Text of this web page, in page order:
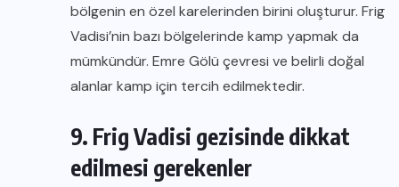
bölgenin en özel karelerinden birini oluşturur. Frig
Vadisi’nin bazı bölgelerinde kamp yapmak da
mümkündür. Emre Gölü çevresi ve belirli doğal
alanlar kamp için tercih edilmektedir.
9. Frig Vadisi gezisinde dikkat
edilmesi gerekenler